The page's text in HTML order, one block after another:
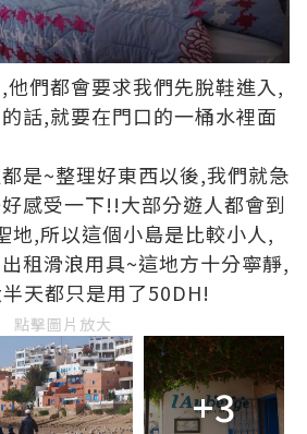
們都會要求我們先脫鞋進入,
話,就要在門口的一桶水裡面
是~整理好東西以後,我們就急
感受一下!!大部分遊人都會到
地,所以這個小島是比較小人,
租滑浪用具~這地方十分寧靜,
天都只是用了50DH!
點擊圖片放大
+3